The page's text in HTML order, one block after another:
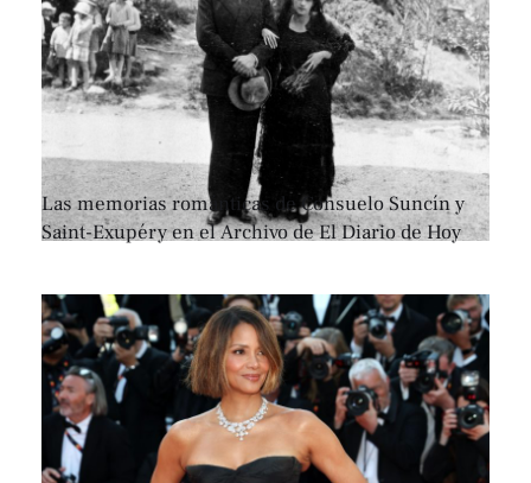
Las memorias románticas de Consuelo Suncín y
Saint-Exupéry en el Archivo de El Diario de Hoy